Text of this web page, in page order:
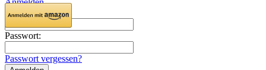
Email:
Passwort:
Passwort vergessen?